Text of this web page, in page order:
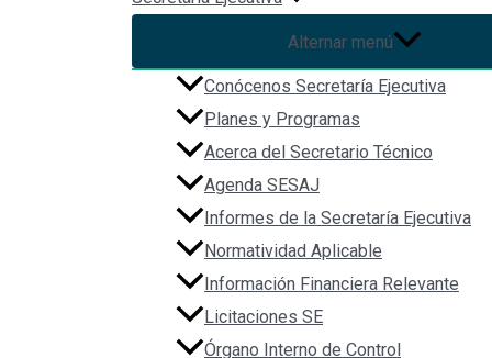
Alternar menú
Conócenos Secretaría Ejecutiva
Planes y Programas
Acerca del Secretario Técnico
Agenda SESAJ
Informes de la Secretaría Ejecutiva
Normatividad Aplicable
Información Financiera Relevante
Licitaciones SE
Órgano Interno de Control